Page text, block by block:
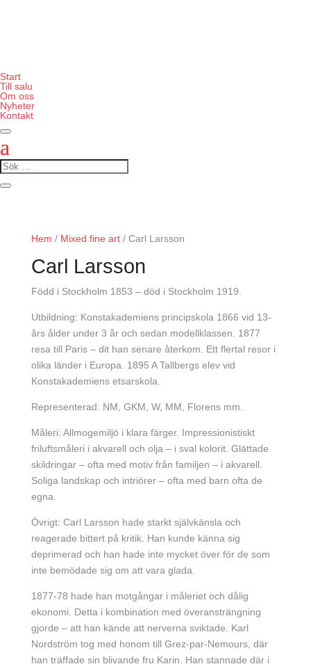
Start
Till salu
Om oss
Nyheter
Kontakt
Hem / Mixed fine art/ Carl Larsson
Carl Larsson
Född i Stockholm 1853 – död i Stockholm 1919.
Utbildning: Konstakademiens principskola 1866 vid 13-
års ålder under 3 år och sedan modellklassen. 1877
resa till Paris – dit han senare återkom. Ett flertal resor i
olika länder i Europa. 1895 A Tallbergs elev vid
Konstakademiens etsarskola.
Representerad: NM, GKM, W, MM, Florens mm.
Måleri: Allmogemiljö i klara färger. Impressionistiskt
friluftsmåleri i akvarell och olja – i sval kolorit. Glättade
skildringar – ofta med motiv från familjen – i akvarell.
Soliga landskap och intriörer – ofta med barn ofta de
egna.
Övrigt: Carl Larsson hade starkt självkänsla och
reagerade bittert på kritik. Han kunde känna sig
deprimerad och han hade inte mycket över för de som
inte bemödade sig om att vara glada.
1877-78 hade han motgångar i måleriet och dålig
ekonomi. Detta i kombination med överansträngning
gjorde – att han kände att nerverna sviktade. Karl
Nordström tog med honom till Grez-par-Nemours, där
han träffade sin blivande fru Karin. Han stannade där i